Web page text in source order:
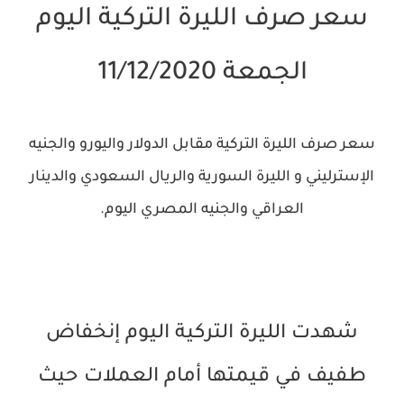
سعر صرف الليرة التركية اليوم
الجمعة 11/12/2020
سعر صرف الليرة التركية مقابل الدولار واليورو والجنيه
الإسترليني و الليرة السورية والريال السعودي والدينار
العراقي والجنيه المصري اليوم.
شهدت الليرة التركية اليوم إنخفاض
طفيف في قيمتها أمام العملات حيث